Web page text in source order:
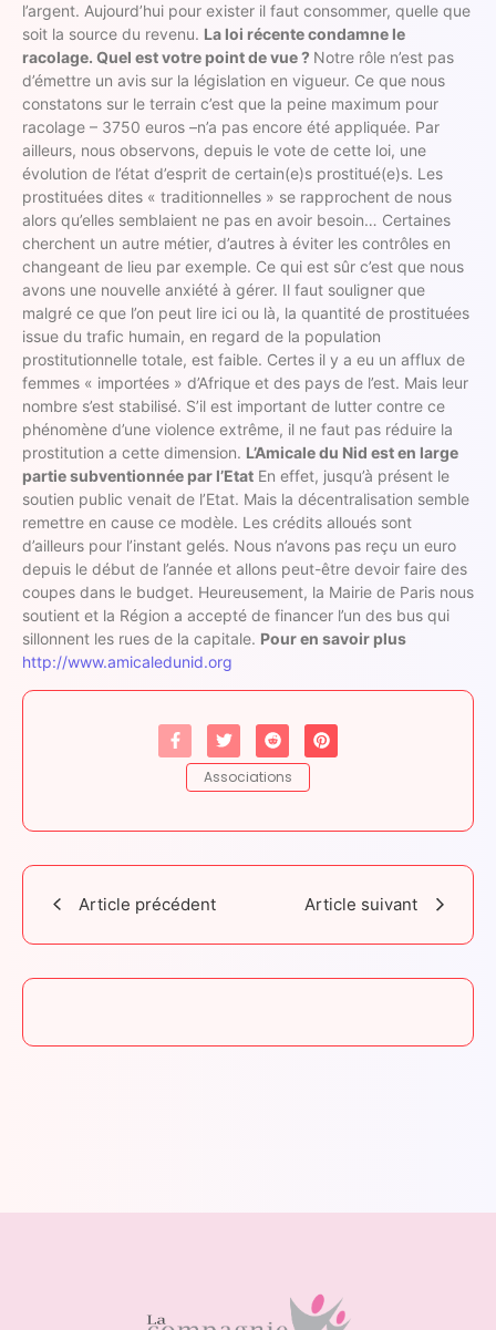
l’argent. Aujourd’hui pour exister il faut consommer, quelle que
soit la source du revenu. La loi récente condamne le
racolage. Quel est votre point de vue ? Notre rôle n’est pas
d’émettre un avis sur la législation en vigueur. Ce que nous
constatons sur le terrain c’est que la peine maximum pour
racolage – 3750 euros –n’a pas encore été appliquée. Par
ailleurs, nous observons, depuis le vote de cette loi, une
évolution de l’état d’esprit de certain(e)s prostitué(e)s. Les
prostituées dites « traditionnelles » se rapprochent de nous
alors qu’elles semblaient ne pas en avoir besoin… Certaines
cherchent un autre métier, d’autres à éviter les contrôles en
changeant de lieu par exemple. Ce qui est sûr c’est que nous
avons une nouvelle anxiété à gérer. Il faut souligner que
malgré ce que l’on peut lire ici ou là, la quantité de prostituées
issue du trafic humain, en regard de la population
prostitutionnelle totale, est faible. Certes il y a eu un afflux de
femmes « importées » d’Afrique et des pays de l’est. Mais leur
nombre s’est stabilisé. S’il est important de lutter contre ce
phénomène d’une violence extrême, il ne faut pas réduire la
prostitution a cette dimension. L’Amicale du Nid est en large
partie subventionnée par l’Etat En effet, jusqu’à présent le
soutien public venait de l’Etat. Mais la décentralisation semble
remettre en cause ce modèle. Les crédits alloués sont
d’ailleurs pour l’instant gelés. Nous n’avons pas reçu un euro
depuis le début de l’année et allons peut-être devoir faire des
coupes dans le budget. Heureusement, la Mairie de Paris nous
soutient et la Région a accepté de financer l’un des bus qui
sillonnent les rues de la capitale. Pour en savoir plus
http://www.amicaledunid.org
Associations
Article précédent Article suivant